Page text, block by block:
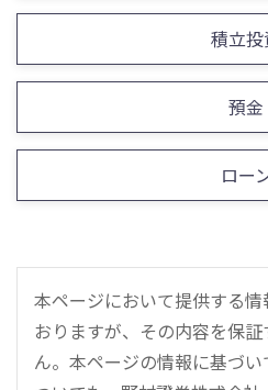
積立投
預金
ロー
本ページにおいて提供する
おりますが、その内容を保
ん。本ページの情報に基づ